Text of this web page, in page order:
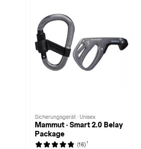
Sicherungsgerät · Unisex
Mammut · Smart 2.0 Belay
Package
(16) 1